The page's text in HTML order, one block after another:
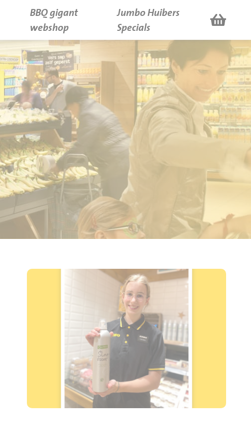
BBQ gigant
webshop
Jumbo Huibers
Specials